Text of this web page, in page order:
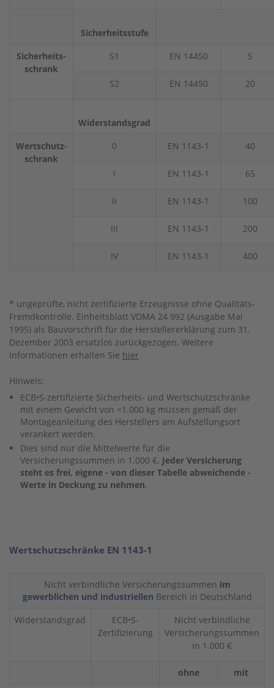
Sicherheitsstufe
Sicherheits-
schrank
S1 EN 14450 5
S2 EN 14450 20
Widerstandsgrad
Wertschutz-
schrank
0 EN 1143-1 40
I EN 1143-1 65
II EN 1143-1 100
III EN 1143-1 200
IV EN 1143-1 400
* ungeprüfte, nicht zertifizierte Erzeugnisse ohne Qualitäts-
Fremdkontrolle. Einheitsblatt VDMA 24 992 (Ausgabe Mai
1995) als Bauvorschrift für die Herstellererklärung zum 31.
Dezember 2003 ersatzlos zurückgezogen. Weitere
Informationen erhalten Sie hier
Hinweis:
ECB•S-zertifizierte Sicherheits- und Wertschutzschränke
mit einem Gewicht von <1.000 kg müssen gemäß der
Montageanleitung des Herstellers am Aufstellungsort
verankert werden.
Dies sind nur die Mittelwerte für die
Versicherungssummen in 1.000 €. Jeder Versicherung
steht es frei, eigene - von dieser Tabelle abweichende -
Werte in Deckung zu nehmen.
Wertschutzschränke EN 1143-1
Nicht verbindliche Versicherungssummen im
gewerblichen und industriellen Bereich in Deutschland
Widerstandsgrad
ECB•S-
Zertifizierung
Nicht verbindliche
Versicherungssummen
in 1.000 €
ohne
mit